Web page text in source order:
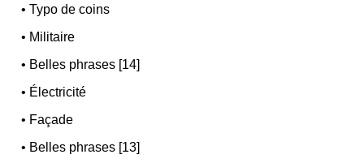
•Typo de coins
• Militaire
• Belles phrases [14]
• Électricité
• Façade
• Belles phrases [13]